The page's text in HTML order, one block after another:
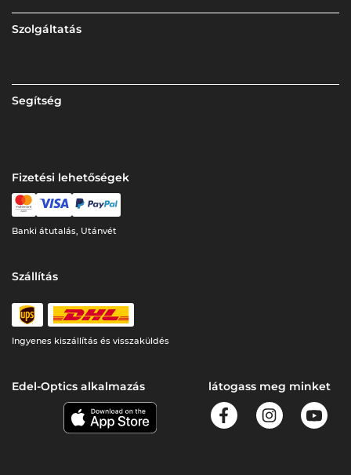
Szolgáltatás
Segítség
Fizetési lehetőségek
Banki átutalás, Utánvét
Szállítás
Ingyenes kiszállítás és visszaküldés
Edel-Optics alkalmazás látogass meg minket